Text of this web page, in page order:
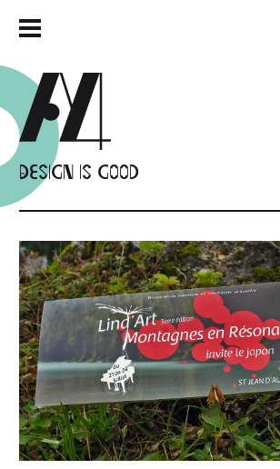
Design is good